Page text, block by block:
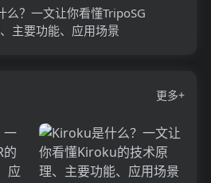
么？一文让你看懂TripoSG
主要功能、应用场景
更多+